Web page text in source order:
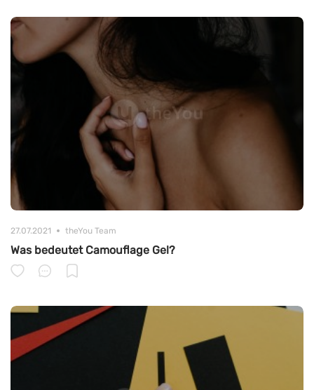
27.07.2021 theYou Team
Was bedeutet Camouflage Gel?